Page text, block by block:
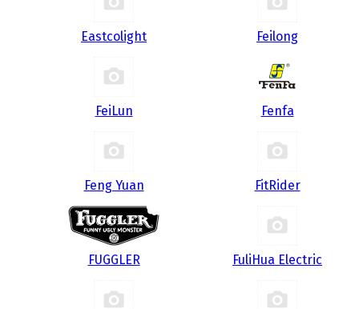
Eastcolight Feilong
FeiLun Fenfa
Feng Yuan FitRider
FUGGLER FuliHua Electric